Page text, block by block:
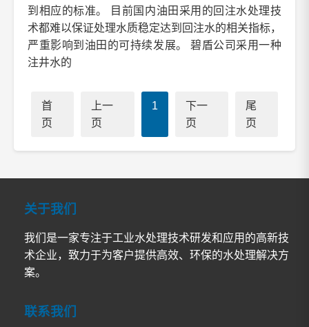
到相应的标准。 目前国内油田采用的回注水处理技
术都难以保证处理水质稳定达到回注水的相关指标，
严重影响到油田的可持续发展。 碧盾公司采用一种
注井水的
首
页
上一
页
1
下一
页
尾
页
关于我们
我们是一家专注于工业水处理技术研发和应用的高新技
术企业，致力于为客户提供高效、环保的水处理解决方
案。
联系我们